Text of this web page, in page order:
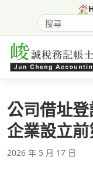
搜尋網站內容
公司借址
企業設立
2026 年 5 月 17 日